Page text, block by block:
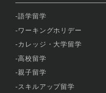
語学留学
ワーキングホリデー
カレッジ・大学留学
高校留学
親子留学
スキルアップ留学